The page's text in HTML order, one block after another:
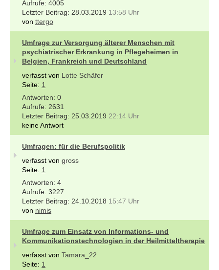
4005
28.03.2019 13:58 Uhr
von ttergo
Umfrage zur Versorgung älterer Menschen mit
psychiatrischer Erkrankung in Pflegeheimen in
Belgien, Frankreich und Deutschland
verfasst von Lotte Schäfer
Seite: 1
0
2631
25.03.2019 22:14 Uhr
keine Antwort
Umfragen: für die Berufspolitik
verfasst von gross
Seite: 1
4
3227
24.10.2018 15:47 Uhr
von nimis
Umfrage zum Einsatz von Informations- und
Kommunikationstechnologien in der Heilmitteltherapie
verfasst von Tamara_22
Seite: 1